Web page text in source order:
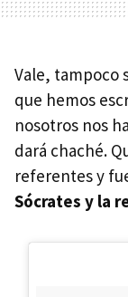
Vale, tampoco
que hemos
nosotros nos
dará chaché.
referentes y
Sócrates y la